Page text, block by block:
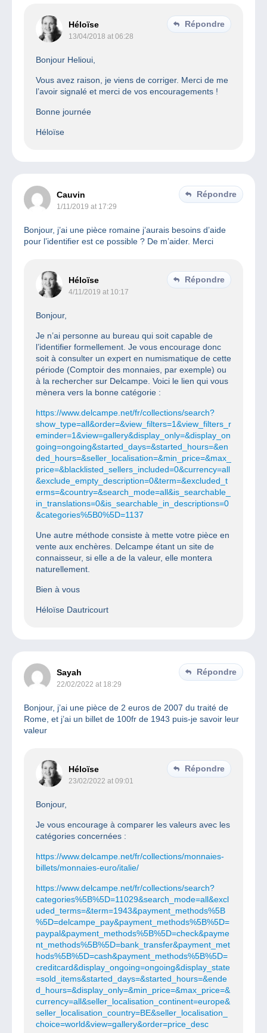
Héloïse
13/04/2018 at 06:28
Répondre
Bonjour Helioui,
Vous avez raison, je viens de corriger. Merci de me
l’avoir signalé et merci de vos encouragements !
Bonne journée
Héloïse
Cauvin
1/11/2019 at 17:29
Répondre
Bonjour, j’ai une pièce romaine j’aurais besoins d’aide
pour l’identifier est ce possible ? De m’aider. Merci
Héloïse
4/11/2019 at 10:17
Répondre
Bonjour,
Je n’ai personne au bureau qui soit capable de
l’identifier formellement. Je vous encourage donc
soit à consulter un expert en numismatique de cette
période (Comptoir des monnaies, par exemple) ou
à la rechercher sur Delcampe. Voici le lien qui vous
mènera vers la bonne catégorie :
https://www.delcampe.net/fr/collections/search?
show_type=all&order=&view_filters=1&view_filters_r
eminder=1&view=gallery&display_only=&display_on
going=ongoing&started_days=&started_hours=&en
ded_hours=&seller_localisation=&min_price=&max_
price=&blacklisted_sellers_included=0&currency=all
&exclude_empty_description=0&term=&excluded_t
erms=&country=&search_mode=all&is_searchable_
in_translations=0&is_searchable_in_descriptions=0
&categories%5B0%5D=1137
Une autre méthode consiste à mette votre pièce en
vente aux enchères. Delcampe étant un site de
connaisseur, si elle a de la valeur, elle montera
naturellement.
Bien à vous
Héloïse Dautricourt
Sayah
22/02/2022 at 18:29
Répondre
Bonjour, j’ai une pièce de 2 euros de 2007 du traité de
Rome, et j’ai un billet de 100fr de 1943 puis-je savoir leur
valeur
Héloïse
23/02/2022 at 09:01
Répondre
Bonjour,
Je vous encourage à comparer les valeurs avec les
catégories concernées :
https://www.delcampe.net/fr/collections/monnaies-
billets/monnaies-euro/italie/
https://www.delcampe.net/fr/collections/search?
categories%5B%5D=11029&search_mode=all&excl
uded_terms=&term=1943&payment_methods%5B
%5D=delcampe_pay&payment_methods%5B%5D=
paypal&payment_methods%5B%5D=check&payme
nt_methods%5B%5D=bank_transfer&payment_met
hods%5B%5D=cash&payment_methods%5B%5D=
creditcard&display_ongoing=ongoing&display_state
=sold_items&started_days=&started_hours=&ende
d_hours=&display_only=&min_price=&max_price=&
currency=all&seller_localisation_continent=europe&
seller_localisation_country=BE&seller_localisation_
choice=world&view=gallery&order=price_desc